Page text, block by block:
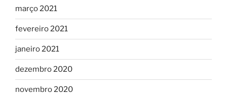
março 2021
fevereiro 2021
janeiro 2021
dezembro 2020
novembro 2020